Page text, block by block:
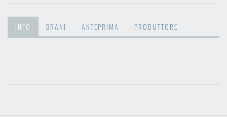
INFO BRANI ANTEPRIMA PRODUTTORE